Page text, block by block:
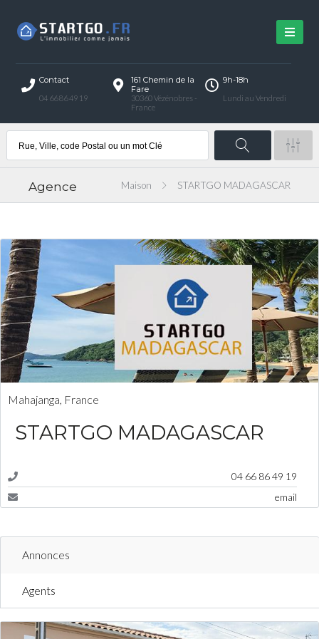
Connexion
Identifiant
Mot de passe
Mot de passe perdu ?
Contact
04 66 86 49 19
161 Chemin de la
Fare
30360 Vézénobres -
France
9h-18h
Lundi au Vendredi
Agence Maison STARTGO MADAGASCAR
Mahajanga, France
STARTGO MADAGASCAR
04 66 86 49 19
email
Annonces
Agents